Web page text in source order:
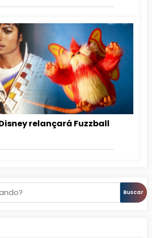
Disney relançará Fuzzball
Buscar